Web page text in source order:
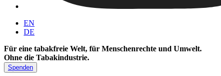
EN
DE
Für eine tabakfreie Welt, für Menschenrechte und Umwelt.
Ohne die Tabakindustrie.
Spenden